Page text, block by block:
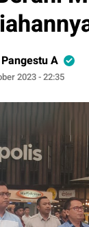
A
2023 - 22:35